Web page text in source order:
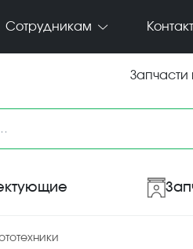
Сотрудникам
Запчасти